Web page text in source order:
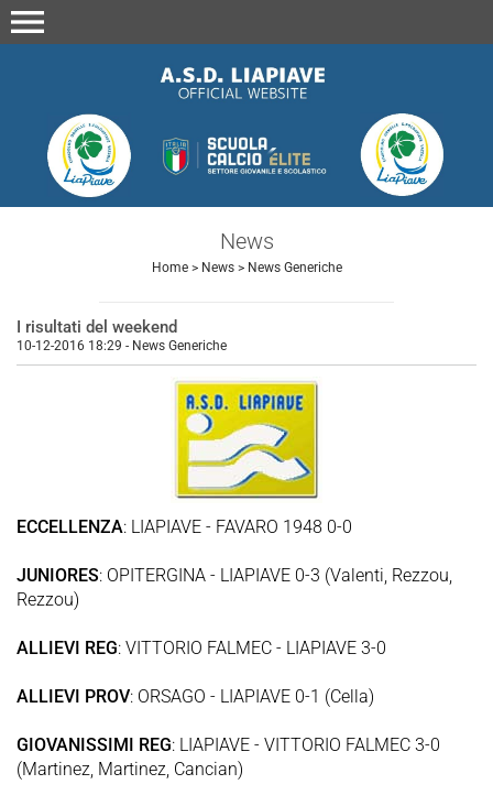
menu
News
Home> News> News Generiche
I risultati del weekend
10-12-2016 18:29 - News Generiche
ECCELLENZA: LIAPIAVE - FAVARO 1948 0-0
JUNIORES: OPITERGINA - LIAPIAVE 0-3 (Valenti, Rezzou,
Rezzou)
ALLIEVI REG: VITTORIO FALMEC - LIAPIAVE 3-0
ALLIEVI PROV: ORSAGO - LIAPIAVE 0-1 (Cella)
GIOVANISSIMI REG: LIAPIAVE - VITTORIO FALMEC 3-0
(Martinez, Martinez, Cancian)